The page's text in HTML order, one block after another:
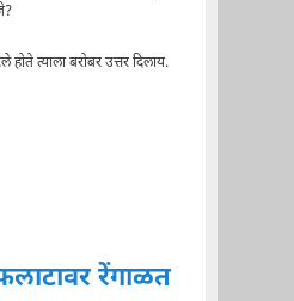
होते त्याला बरोबर उत्तर दिलाय.
रेंगाळत